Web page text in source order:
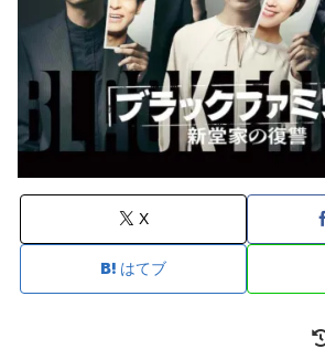
X
はてブ